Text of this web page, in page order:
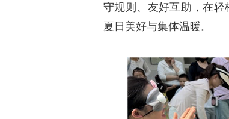
守规则、友好互助，在
夏日美好与集体温暖。